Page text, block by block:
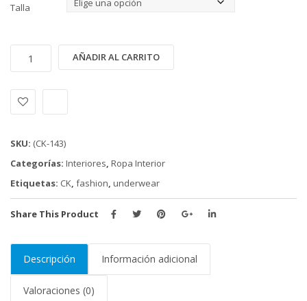
Talla
CALVIN
(CK-
143)
AÑADIR AL CARRITO
SKU: (CK-143)
Categorías: Interiores, Ropa Interior
Etiquetas: CK, fashion, underwear
Share This Product
Descripción Información adicional
Valoraciones (0)